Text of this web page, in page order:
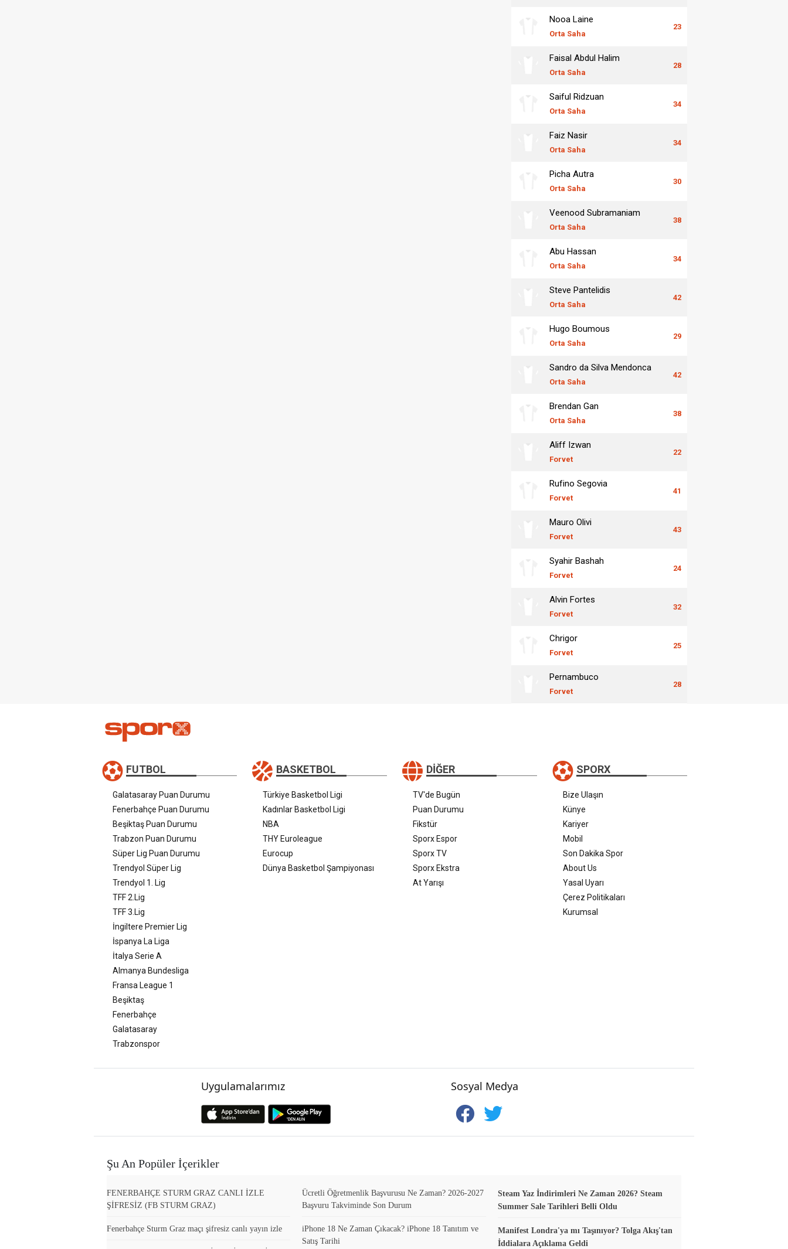
Nooa Laine
Orta Saha
23
Faisal Abdul Halim
Orta Saha
28
Saiful Ridzuan
Orta Saha
34
Faiz Nasir
Orta Saha
34
Picha Autra
Orta Saha
30
Veenood Subramaniam
Orta Saha
38
Abu Hassan
Orta Saha
34
Steve Pantelidis
Orta Saha
42
Hugo Boumous
Orta Saha
29
Sandro da Silva Mendonca
Orta Saha
42
Brendan Gan
Orta Saha
38
Aliff Izwan
Forvet
22
Rufino Segovia
Forvet
41
Mauro Olivi
Forvet
43
Syahir Bashah
Forvet
24
Alvin Fortes
Forvet
32
Chrigor
Forvet
25
Pernambuco
Forvet
28
FUTBOL
Galatasaray Puan Durumu
Fenerbahçe Puan Durumu
Beşiktaş Puan Durumu
Trabzon Puan Durumu
Süper Lig Puan Durumu
Trendyol Süper Lig
Trendyol 1. Lig
TFF 2.Lig
TFF 3.Lig
İngiltere Premier Lig
İspanya La Liga
İtalya Serie A
Almanya Bundesliga
Fransa League 1
Beşiktaş
Fenerbahçe
Galatasaray
Trabzonspor
BASKETBOL
Türkiye Basketbol Ligi
Kadınlar Basketbol Ligi
NBA
THY Euroleague
Eurocup
Dünya Basketbol Şampiyonası
DIĞER
TV'de Bugün
Puan Durumu
Fikstür
Sporx Espor
Sporx TV
Sporx Ekstra
At Yarışı
SPORX
Bize Ulaşın
Künye
Kariyer
Mobil
Son Dakika Spor
About Us
Yasal Uyarı
Çerez Politikaları
Kurumsal
Uygulamalarımız Sosyal Medya
Şu An Popüler İçerikler
FENERBAHÇE STURM GRAZ CANLI İZLE
ŞİFRESİZ (FB STURM GRAZ)
Fenerbahçe Sturm Graz maçı şifresiz canlı yayın izle
Ücretli Öğretmenlik Başvurusu Ne Zaman? 2026-2027
Başvuru Takviminde Son Durum
iPhone 18 Ne Zaman Çıkacak? iPhone 18 Tanıtım ve
Satış Tarihi
Steam Yaz İndirimleri Ne Zaman 2026? Steam
Summer Sale Tarihleri Belli Oldu
Manifest Londra'ya mı Taşınıyor? Tolga Akış'tan
İddialara Açıklama Geldi